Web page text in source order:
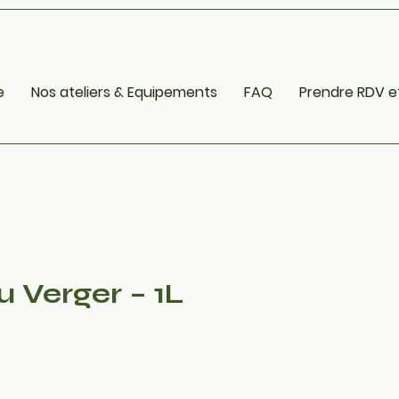
Nos ateliers & Equipements FAQ Prendre RDV
Verger – 1L